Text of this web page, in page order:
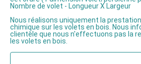
Nombre de volet - Longueur X Largeur
Nous réalisons uniquement la
chimique sur les volets en bois. Nous
clientèle que nous n'effectuons pas la
les volets en bois.